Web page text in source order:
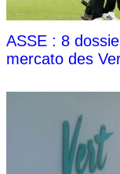
ASSE : 8
mercato des